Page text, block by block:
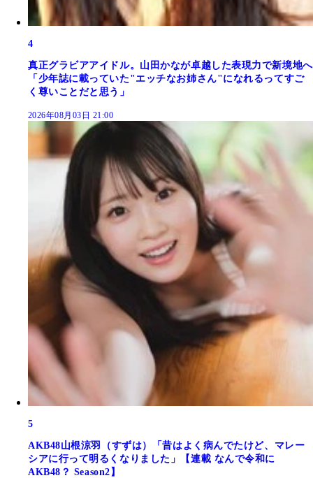
4
真正グラビアアイドル。山田かなが卓越した表現力で新境地へ
「少年誌に載っていた"エッチなお姉さん"になれるってすご
く尊いことだと思う」
2026年08月03日 21:00
5
AKB48山根涼羽（すずは）「昔はよく病んでたけど、マレー
シアに行って明るくなりました」【連載 なんで令和に
AKB48？ Season2】